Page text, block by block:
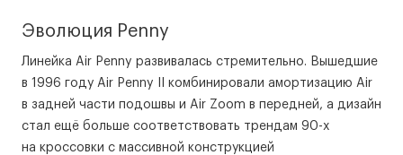
Эволюция Penny
Линейка Air Penny развивалась стремительно. Вышедшие
в 1996 году Air Penny II комбинировали амортизацию Air
в задней части подошвы и Air Zoom в передней, а дизайн
стал ещё больше соответствовать трендам 90-х
на кроссовки с массивной конструкцией